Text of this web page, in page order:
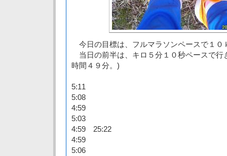
今日の目標は、フルマラソンペースで１０
当日の前半は、キロ５分１０秒ペースで行
時間４９分。)
5:11
5:08
4:59
5:03
4:59 25:22
4:59
5:06